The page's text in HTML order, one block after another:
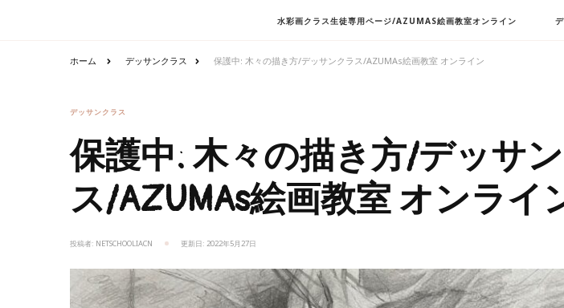
水彩画クラス生徒専用ページ/AZUMAS絵画教室オンライン
ホーム デッサンクラス 保護中: 木々の描き方/デッサンクラス/AZUMAs絵画教室 オンライン
デッサンクラス
保護中: 木々の描き方/デッサ
ス/AZUMAs絵画教室 オンライ
投稿者: NETSCHOOLIACN 更新日: 2022年5月27日